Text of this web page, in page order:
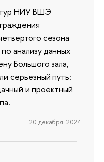
НИУ ВШЭ
сезона
анализу данных
Большого зала,
серьезный путь:
и проектный
20 декабря 2024